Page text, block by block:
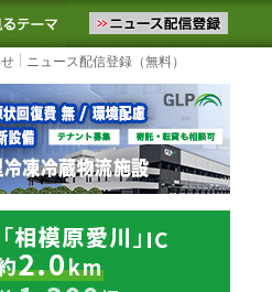
お届けします。物流ニュース
りに追加 よく見るテーマ
ニュース配信登録（無料）